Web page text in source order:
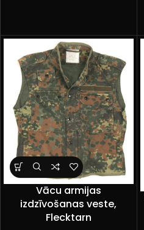
Vācu armijas
izdzīvošanas veste,
Flecktarn